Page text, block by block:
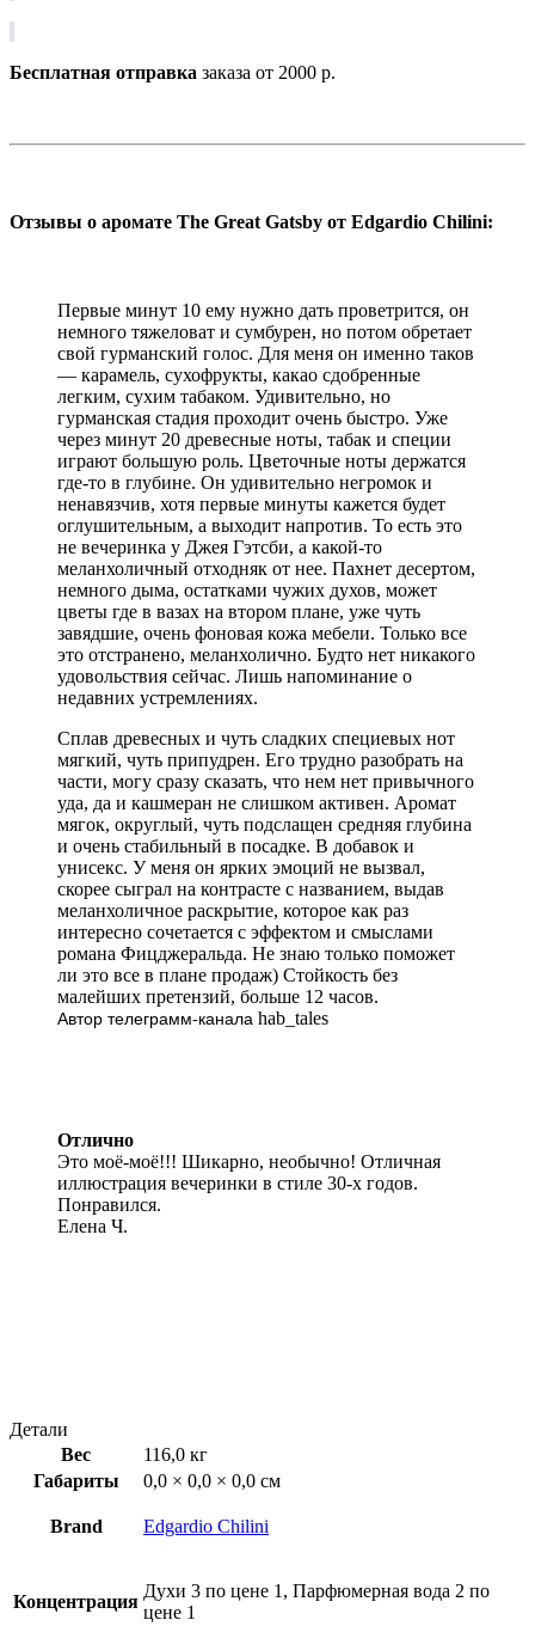
Бесплатная отправка заказа от 2000 р.
Отзывы о аромате The Great Gatsby от Edgardio Chilini:
Первые минут 10 ему нужно дать проветрится, он
немного тяжеловат и сумбурен, но потом обретает
свой гурманский голос. Для меня он именно таков
— карамель, сухофрукты, какао сдобренные
легким, сухим табаком. Удивительно, но
гурманская стадия проходит очень быстро. Уже
через минут 20 древесные ноты, табак и специи
играют большую роль. Цветочные ноты держатся
где-то в глубине. Он удивительно негромок и
ненавязчив, хотя первые минуты кажется будет
оглушительным, а выходит напротив. То есть это
не вечеринка у Джея Гэтсби, а какой-то
меланхоличный отходняк от нее. Пахнет десертом,
немного дыма, остатками чужих духов, может
цветы где в вазах на втором плане, уже чуть
завядшие, очень фоновая кожа мебели. Только все
это отстранено, меланхолично. Будто нет никакого
удовольствия сейчас. Лишь напоминание о
недавних устремлениях.
Сплав древесных и чуть сладких специевых нот
мягкий, чуть припудрен. Его трудно разобрать на
части, могу сразу сказать, что нем нет привычного
уда, да и кашмеран не слишком активен. Аромат
мягок, округлый, чуть подслащен средняя глубина
и очень стабильный в посадке. В добавок и
унисекс. У меня он ярких эмоций не вызвал,
скорее сыграл на контрасте с названием, выдав
меланхоличное раскрытие, которое как раз
интересно сочетается с эффектом и смыслами
романа Фицджеральда. Не знаю только поможет
ли это все в плане продаж) Стойкость без
малейших претензий, больше 12 часов.
Автор телеграмм-канала hab_tales
Отлично
Это моё-моё!!! Шикарно, необычно! Отличная
иллюстрация вечеринки в стиле 30-х годов.
Понравился.
Елена Ч.
Детали
Вес
116,0 кг
Габариты
0,0 × 0,0 × 0,0 см
Brand Edgardio Chilini
Концентрация
Духи 3 по цене 1, Парфюмерная вода 2 по
цене 1